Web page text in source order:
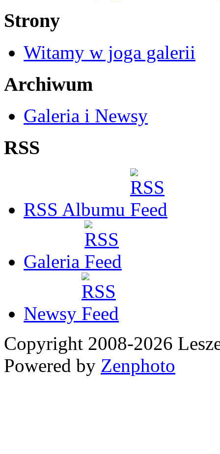
Strony
Witamy w joga galerii
Archiwum
Galeria i Newsy
RSS
RSS Albumu
Galeria
Newsy
Copyright 2008-2026
Powered by Zenphoto